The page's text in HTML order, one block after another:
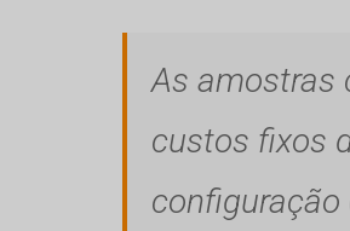
As amostras
custos fixos
configuração